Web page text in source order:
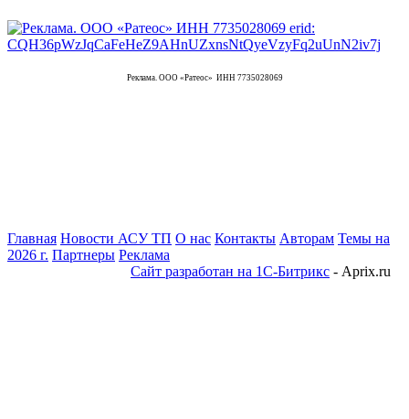
Реклама. ООО «Ратеос» ИНН 7735028069
Главная Новости АСУ ТП О нас Контакты Авторам Темы на
2026 г. Партнеры Реклама
Сайт разработан на 1С-Битрикс - Aprix.ru